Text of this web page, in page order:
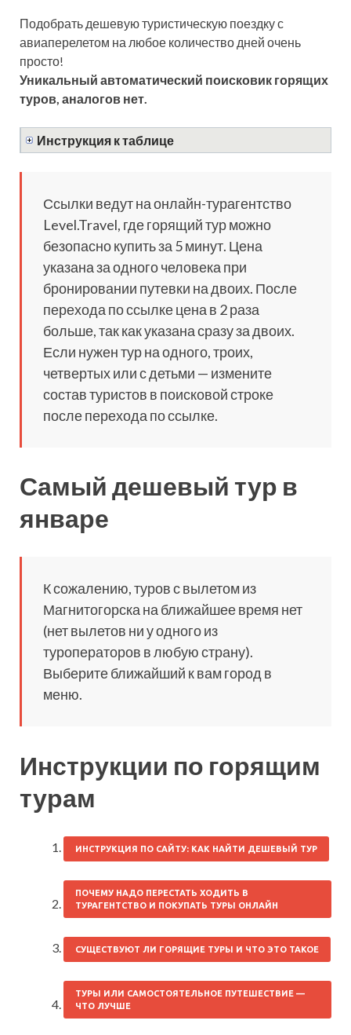
Подобрать дешевую туристическую поездку с
авиаперелетом на любое количество дней очень
просто!
Уникальный автоматический поисковик горящих
туров, аналогов нет.
Инструкция к таблице
Ссылки ведут на онлайн-турагентство
Level.Travel, где горящий тур можно
безопасно купить за 5 минут. Цена
указана за одного человека при
бронировании путевки на двоих. После
перехода по ссылке цена в 2 раза
больше, так как указана сразу за двоих.
Если нужен тур на одного, троих,
четвертых или с детьми — измените
состав туристов в поисковой строке
после перехода по ссылке.
Самый дешевый тур в
январе
К сожалению, туров с вылетом из
Магнитогорска на ближайшее время нет
(нет вылетов ни у одного из
туроператоров в любую страну).
Выберите ближайший к вам город в
меню.
Инструкции по горящим
турам
ИНСТРУКЦИЯ ПО САЙТУ: КАК НАЙТИ ДЕШЕВЫЙ ТУР
ПОЧЕМУ НАДО ПЕРЕСТАТЬ ХОДИТЬ В
ТУРАГЕНТСТВО И ПОКУПАТЬ ТУРЫ ОНЛАЙН
СУЩЕСТВУЮТ ЛИ ГОРЯЩИЕ ТУРЫ И ЧТО ЭТО ТАКОЕ
ТУРЫ ИЛИ САМОСТОЯТЕЛЬНОЕ ПУТЕШЕСТВИЕ —
ЧТО ЛУЧШЕ